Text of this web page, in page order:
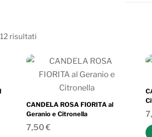
risultati
base
al
recente
CANDELA ROSA FIORITA al
Geranio e Citronella
7,50€